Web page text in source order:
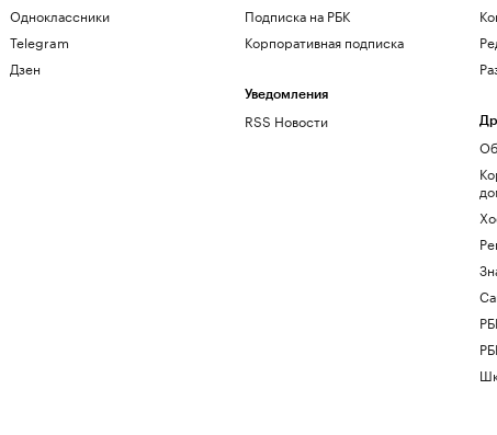
Одноклассники
Telegram
Дзен
Подписка на РБК
Корпоративная подписка
Уведомления
RSS Новости